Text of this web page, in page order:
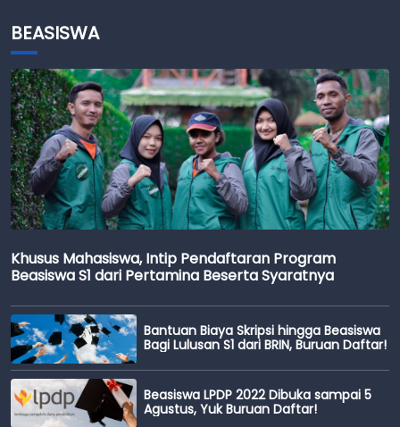
BEASISWA
Khusus Mahasiswa, Intip Pendaftaran Program
Beasiswa S1 dari Pertamina Beserta Syaratnya
Bantuan Biaya Skripsi hingga Beasiswa
Bagi Lulusan S1 dari BRIN, Buruan Daftar!
Beasiswa LPDP 2022 Dibuka sampai 5
Agustus, Yuk Buruan Daftar!